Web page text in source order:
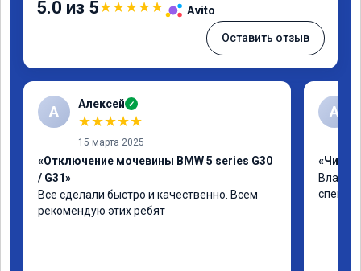
5.0 из 5★★★★★ Avito
Оставить отзыв
А Алексей ✓
★★★★★
15 марта 2025
«Отключение мочевины BMW 5 series G30
/ G31»
Все сделали быстро и качественно. Всем
рекомендую этих ребят
А
«Чип